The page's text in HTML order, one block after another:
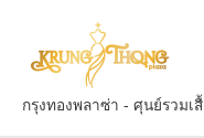
กรุงทองพลาซ่า - ศุนย์รวมเ